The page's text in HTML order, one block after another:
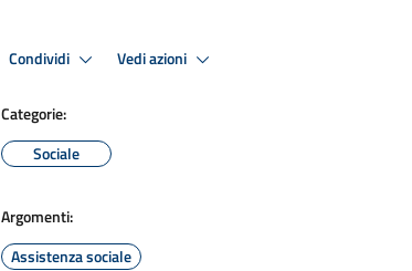
Condividi Vedi azioni
Categorie:
Sociale
Argomenti:
Assistenza sociale